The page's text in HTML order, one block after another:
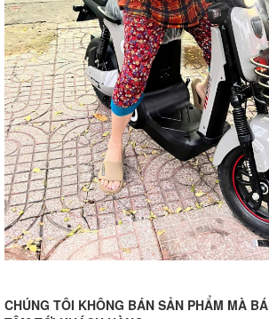
CHÚNG TÔI KHÔNG BÁN SẢN PHẨM MÀ